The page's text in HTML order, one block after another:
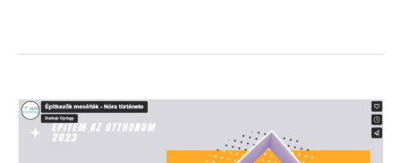
Építkezők
mesélték